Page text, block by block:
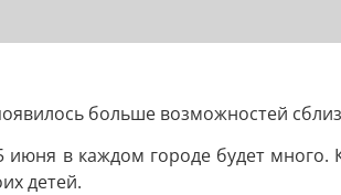
больше возможностей
в каждом городе будет
детей.